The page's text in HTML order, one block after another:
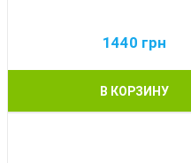
1440 грн
В КОРЗИНУ